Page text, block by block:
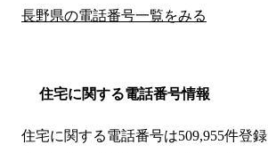
長野県の電話番号一覧をみる
住宅に関する電話番号情報
住宅に関する電話番号は509,955件登録